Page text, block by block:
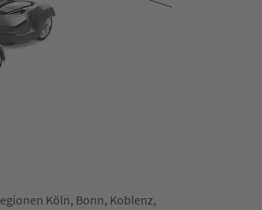
Köln, Bonn, Koblenz,